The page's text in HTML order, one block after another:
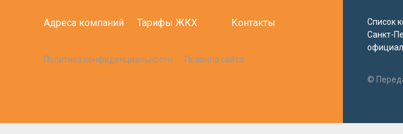
Адреса компаний Тарифы ЖКХ Контакты
Политика конфиденциальности Правила сайта
Список
Санкт-
©